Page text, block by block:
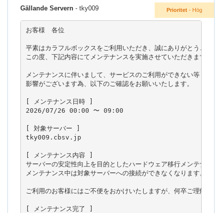
Prioritet - Hög
Gällande Servern - tky009
お客様　各位
平素はカラフルボックスをご利用いただき、誠にありがとうござい
この度、下記内容にてメンテナンスを実施させていただきます。
メンテナンスに伴いまして、サービスのご利用ができない等
影響がございます為、以下のご確認をお願いいたします。
[ メンテナンス日時 ]
2026/07/26 00:00 〜 09:00
[ 対象サーバー ]
tky009.cbsv.jp
[ メンテナンス内容 ]
サーバーの安定性向上を目的としたハードウェア移行メンテナンス
メンテナンス中は対象サーバーへの接続ができなくなります。
ご利用のお客様にはご不便をおかけいたしますが、何卒ご理解のほ
[ メンテナンス完了 ]